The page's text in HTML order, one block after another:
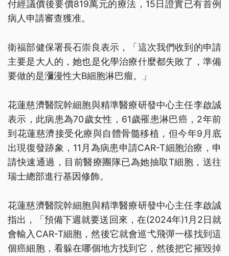
付經議價後要價819萬元的療法，15日證實已有首例
病人申請審查獲准。
衛福部健保署長石崇良表示，「這次我們收到的申請
主要是大人的，她也是化學治療什麼都失敗了，準備
要做的是瀰漫性大B細胞淋巴瘤。」
花蓮慈濟醫院幹細胞與精準醫療研發中心主任李啟誠
表示，此病患為70歲女性，61歲罹患淋巴癌，2年前
到花蓮慈濟接受化療與自體骨髓移植，但今年9月底
出現復發跡象，11月為病患申請CAR-T細胞治療，申
請快速通過，目前醫療團隊已為她抽取T細胞，送往
瑞士總部進行基因修飾。
花蓮慈濟醫院幹細胞與精準醫療研發中心主任李啟誠
指出，「預備下週就要送回來，在(2024年)1月2日就
會輸入CAR-T細胞，然後它就會巡弋飛彈一樣找到這
個癌細胞，看躲在哪個地方找到它，然後把它摧毀掉